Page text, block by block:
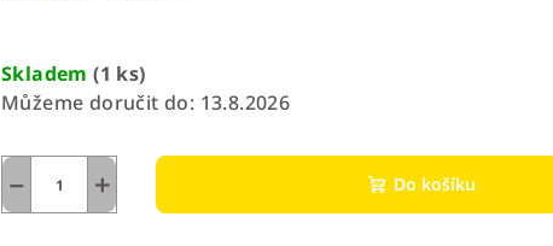
cena:
Skladem(1 ks)
Můžeme doručit do: 13.8.2026
+
− Do košíku